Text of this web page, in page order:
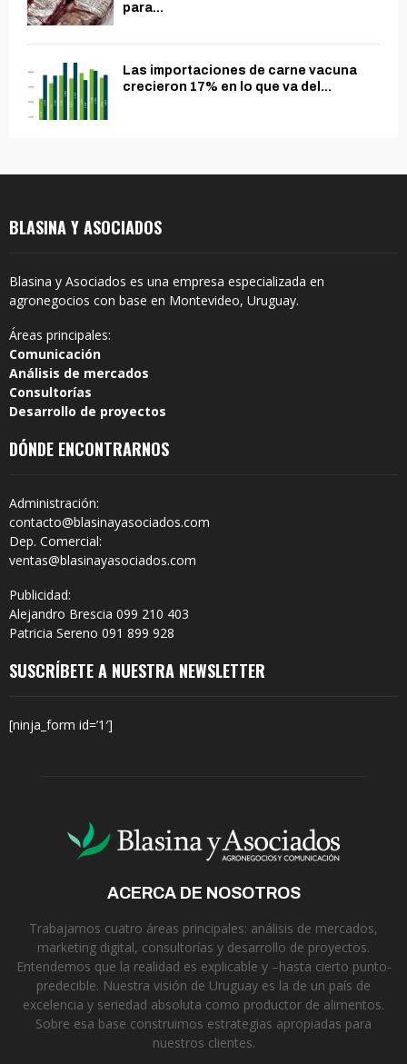
para...
Las importaciones de carne vacuna
crecieron 17% en lo que va del...
BLASINA Y ASOCIADOS
Blasina y Asociados es una empresa especializada en
agronegocios con base en Montevideo, Uruguay.
Áreas principales:
Comunicación
Análisis de mercados
Consultorías
Desarrollo de proyectos
DÓNDE ENCONTRARNOS
Administración:
contacto@blasinayasociados.com
Dep. Comercial:
ventas@blasinayasociados.com
Publicidad:
Alejandro Brescia 099 210 403
Patricia Sereno 091 899 928
SUSCRÍBETE A NUESTRA NEWSLETTER
[ninja_form id=’1′]
ACERCA DE NOSOTROS
Trabajamos cuatro áreas principales: análisis de mercados,
marketing digital, consultorías y desarrollo de proyectos.
Entendemos que la realidad es explicable y –hasta cierto punto-
predecible. Nuestra visión de Uruguay es la de un país de
excelencia y seriedad absoluta como productor de alimentos.
Sobre esa base construimos estrategias apropiadas para
nuestros clientes.